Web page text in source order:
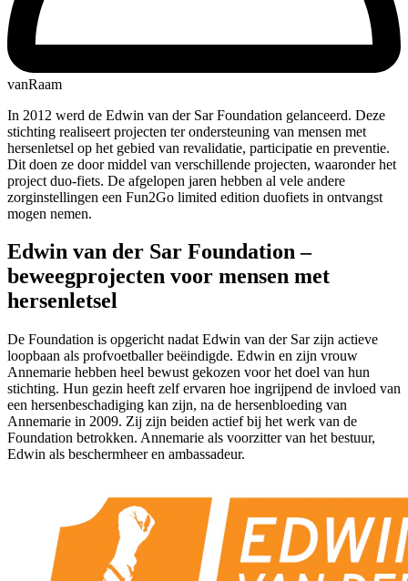
vanRaam
In 2012 werd de Edwin van der Sar Foundation gelanceerd. Deze
stichting realiseert projecten ter ondersteuning van mensen met
hersenletsel op het gebied van revalidatie, participatie en preventie.
Dit doen ze door middel van verschillende projecten, waaronder het
project duo-fiets. De afgelopen jaren hebben al vele andere
zorginstellingen een Fun2Go limited edition duofiets in ontvangst
mogen nemen.
Edwin van der Sar Foundation –
beweegprojecten voor mensen met
hersenletsel
De Foundation is opgericht nadat Edwin van der Sar zijn actieve
loopbaan als profvoetballer beëindigde. Edwin en zijn vrouw
Annemarie hebben heel bewust gekozen voor het doel van hun
stichting. Hun gezin heeft zelf ervaren hoe ingrijpend de invloed van
een hersenbeschadiging kan zijn, na de hersenbloeding van
Annemarie in 2009. Zij zijn beiden actief bij het werk van de
Foundation betrokken. Annemarie als voorzitter van het bestuur,
Edwin als beschermheer en ambassadeur.